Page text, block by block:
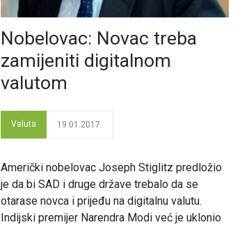
Nobelovac: Novac treba
zamijeniti digitalnom
valutom
Valuta 19.01.2017.
Američki nobelovac Joseph Stiglitz predložio
je da bi SAD i druge države trebalo da se
otarase novca i prijeđu na digitalnu valutu.
Indijski premijer Narendra Modi već je uklonio